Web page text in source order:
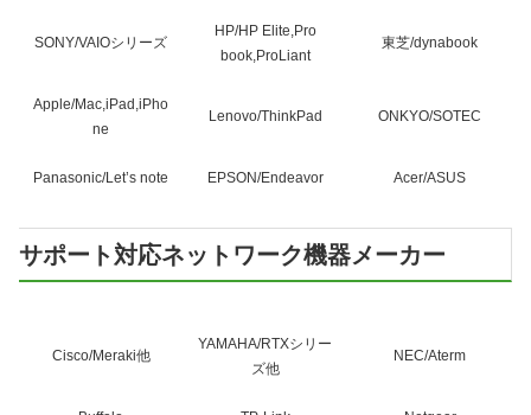
SONY/VAIOシリーズ
HP/HP Elite,Pro
book,ProLiant
東芝/dynabook
Apple/Mac,iPad,iPho
ne
Lenovo/ThinkPad ONKYO/SOTEC
Panasonic/Let’s note EPSON/Endeavor Acer/ASUS
サポート対応ネットワーク機器メーカー
Cisco/Meraki他
YAMAHA/RTXシリー
ズ他
NEC/Aterm